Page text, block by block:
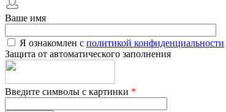
Ваше имя
Я ознакомлен с политикой конфиденциальности
Защита от автоматического заполнения
Введите символы с картинки *